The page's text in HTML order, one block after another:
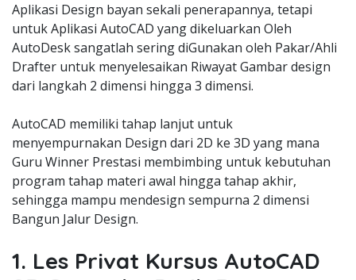
Aplikasi Design bayan sekali penerapannya, tetapi
untuk Aplikasi AutoCAD yang dikeluarkan Oleh
AutoDesk sangatlah sering diGunakan oleh Pakar/Ahli
Drafter untuk menyelesaikan Riwayat Gambar design
dari langkah 2 dimensi hingga 3 dimensi.
AutoCAD memiliki tahap lanjut untuk
menyempurnakan Design dari 2D ke 3D yang mana
Guru Winner Prestasi membimbing untuk kebutuhan
program tahap materi awal hingga tahap akhir,
sehingga mampu mendesign sempurna 2 dimensi
Bangun Jalur Design.
1. Les Privat Kursus AutoCAD